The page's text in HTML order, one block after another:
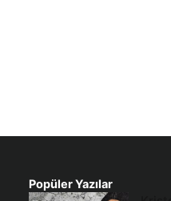
Popüler Yazılar